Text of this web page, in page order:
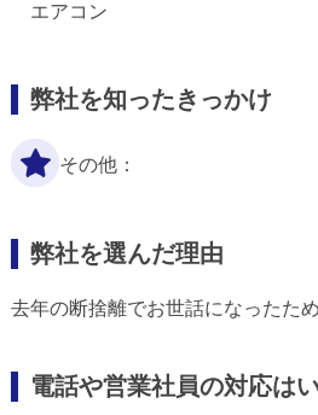
エアコン
弊社を知ったきっかけ
その他：
弊社を選んだ理由
去年の断捨離でお世話になったため
電話や営業社員の対応は